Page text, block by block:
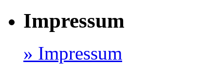
Impressum
» Impressum